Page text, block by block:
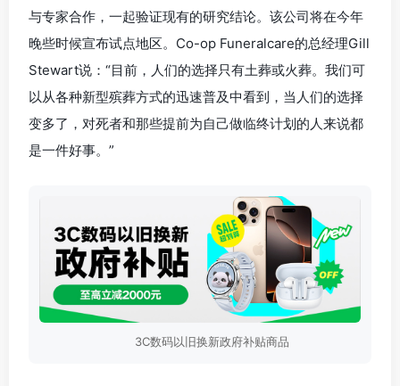
与专家合作，一起验证现有的研究结论。该公司将在今年
晚些时候宣布试点地区。Co-op Funeralcare的总经理Gill
Stewart说：“目前，人们的选择只有土葬或火葬。我们可
以从各种新型殡葬方式的迅速普及中看到，当人们的选择
变多了，对死者和那些提前为自己做临终计划的人来说都
是一件好事。”
3C数码以旧换新政府补贴商品